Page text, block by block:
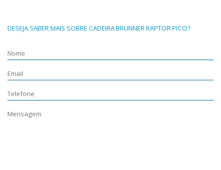
DESEJA SABER MAIS SOBRE CADEIRA BRUNNER RAPTOR PICO?